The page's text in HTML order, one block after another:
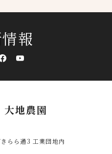
報
大地農園
らら通3 工業団地内